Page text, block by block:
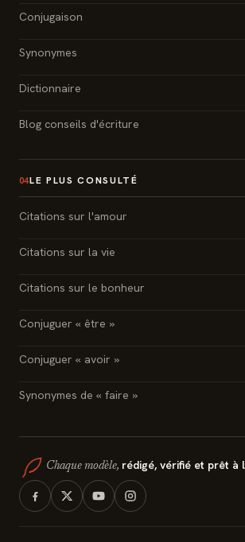
Conjugaison
Synonymes
Dictionnaire
Blog conseils d'écriture
04LE PLUS CONSULTÉ
Citations sur l'amour
Citations sur la vie
Citations sur le bonheur
Conjuguer « être »
Conjuguer « avoir »
Synonymes de « faire »
Chaque modèle, rédigé, vérifié et prêt à